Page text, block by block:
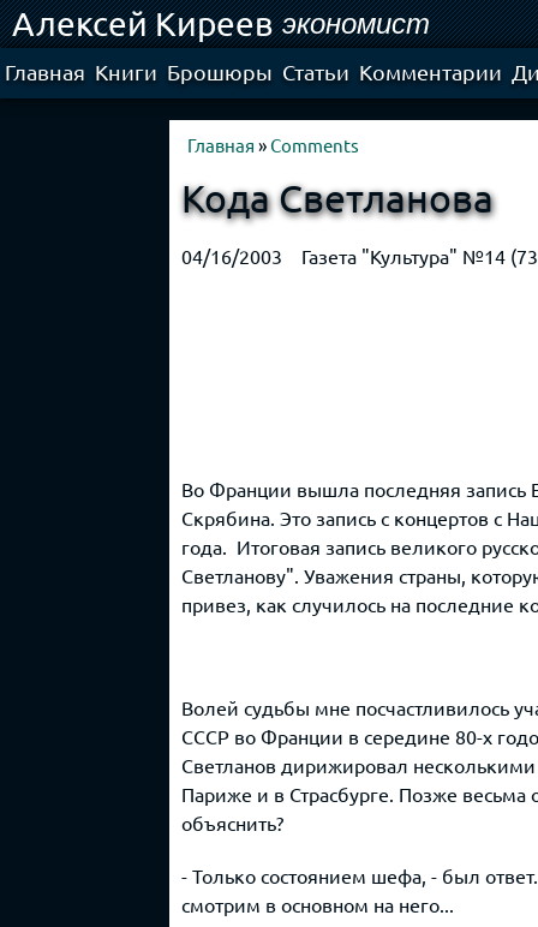
Алексей Киреев экономист
Главная Книги Брошюры Статьи Комментарии
Главная »Comments
Кода Светланова
04/16/2003 Газета "Культура" №14
Во Франции вышла последняя запись
Скрябина. Это запись с концертов с
года. Итоговая запись великого
Светланову". Уважения страны,
привез, как случилось на последние
Волей судьбы мне посчастливилось
СССР во Франции в середине 80-х
Светланов дирижировал
Париже и в Страсбурге. Позже весьма
объяснить?
- Только состоянием шефа, - был
смотрим в основном на него...